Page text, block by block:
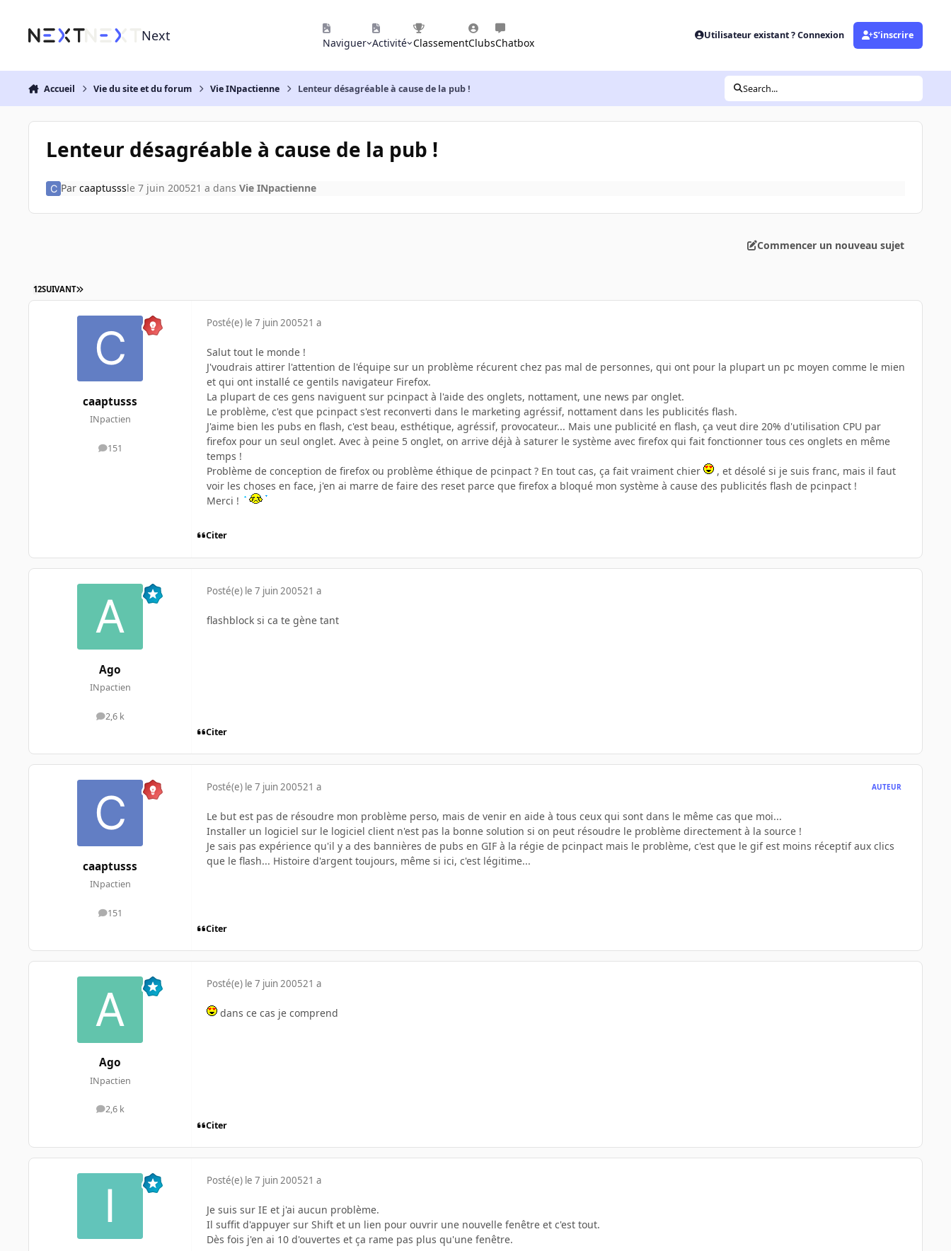
Next Naviguer Activité ClassementClubsChatbox
Utilisateur existant ? Connexion S’inscrire
Accueil Vie du site et du forum Vie INpactienne Lenteur désagréable à cause de la pub ! Search...
Lenteur désagréable à cause de la pub !
Par caaptusssle 7 juin 200521 a dans Vie INpactienne
Commencer un nouveau sujet
12SUIVANT
caaptusss
INpactien
151
messages
Posté(e) le 7 juin 200521 a
Salut tout le monde !
J'voudrais attirer l'attention de l'équipe sur un problème récurent chez pas mal de personnes, qui ont pour la plupart un pc moyen comme le mien
et qui ont installé ce gentils navigateur Firefox.
La plupart de ces gens naviguent sur pcinpact à l'aide des onglets, nottament, une news par onglet.
Le problème, c'est que pcinpact s'est reconverti dans le marketing agréssif, nottament dans les publicités flash.
J'aime bien les pubs en flash, c'est beau, esthétique, agréssif, provocateur... Mais une publicité en flash, ça veut dire 20% d'utilisation CPU par
firefox pour un seul onglet. Avec à peine 5 onglet, on arrive déjà à saturer le système avec firefox qui fait fonctionner tous ces onglets en même
temps !
Problème de conception de firefox ou problème éthique de pcinpact ? En tout cas, ça fait vraiment chier
, et désolé si je suis franc, mais il faut
voir les choses en face, j'en ai marre de faire des reset parce que firefox a bloqué mon système à cause des publicités flash de pcinpact !
Merci !
Citer
Ago
INpactien
2,6 k
messages
Posté(e) le 7 juin 200521 a
flashblock si ca te gène tant
Citer
caaptusss
INpactien
151
messages
Posté(e) le 7 juin 200521 a AUTEUR
Le but est pas de résoudre mon problème perso, mais de venir en aide à tous ceux qui sont dans le même cas que moi...
Installer un logiciel sur le logiciel client n'est pas la bonne solution si on peut résoudre le problème directement à la source !
Je sais pas expérience qu'il y a des bannières de pubs en GIF à la régie de pcinpact mais le problème, c'est que le gif est moins réceptif aux clics
que le flash... Histoire d'argent toujours, même si ici, c'est légitime...
Citer
Ago
INpactien
2,6 k
messages
Posté(e) le 7 juin 200521 a
dans ce cas je comprend
Citer
Posté(e) le 7 juin 200521 a
Je suis sur IE et j'ai aucun problème.
Il suffit d'appuyer sur Shift et un lien pour ouvrir une nouvelle fenêtre et c'est tout.
Dès fois j'en ai 10 d'ouvertes et ça rame pas plus qu'une fenêtre.